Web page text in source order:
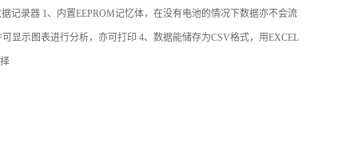
记录器 1、内置EEPROM记忆体，在没有电池的情况下数据亦不会流
显示图表进行分析，亦可打印 4、数据能储存为CSV格式，用EXCEL